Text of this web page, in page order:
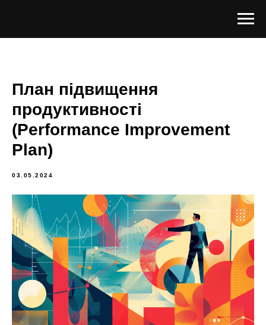
План підвищення
продуктивності
(Performance Improvement
Plan)
03.05.2024